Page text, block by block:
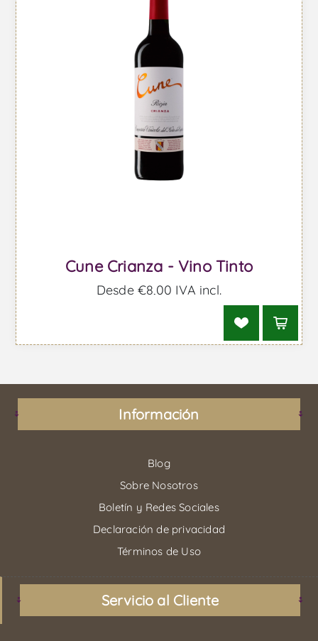
Cune Crianza - Vino Tinto
Desde €8,00 IVA incl.
Información
Blog
Sobre Nosotros
Boletín y Redes Sociales
Declaración de privacidad
Términos de Uso
Servicio al Cliente